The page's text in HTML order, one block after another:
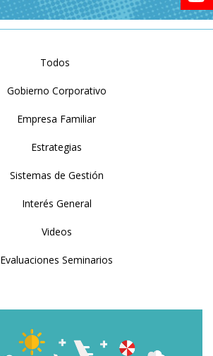
Todos
Gobierno Corporativo
Empresa Familiar
Estrategias
Sistemas de Gestión
Interés General
Videos
Evaluaciones Seminarios